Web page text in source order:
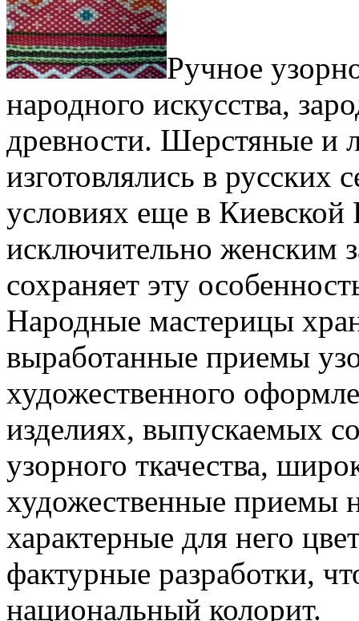
Ручное
народного искусства,
древности. Шерстяные и
изготовлялись в русских
условиях еще в Киевской
исключительно женским
сохраняет эту
Народные мастерицы
выработанные приемы
художественного
изделиях, выпускаемых
узорного ткачества,
художественные приемы
характерные для него
фактурные разработки,
национальный колорит.